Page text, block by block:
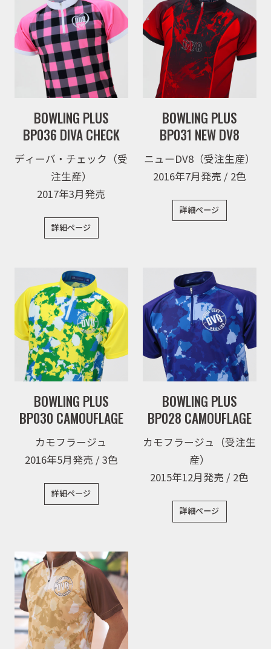
BOWLING PLUS
BP036 DIVA CHECK
ディーバ・チェック（受
注生産）
2017年3月発売
詳細ページ
BOWLING PLUS
BP031 NEW DV8
ニューDV8（受注生産）
2016年7月発売 / 2色
詳細ページ
BOWLING PLUS
BP030 CAMOUFLAGE
カモフラージュ
2016年5月発売 / 3色
詳細ページ
BOWLING PLUS
BP028 CAMOUFLAGE
カモフラージュ（受注生
産）
2015年12月発売 / 2色
詳細ページ